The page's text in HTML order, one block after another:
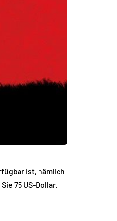
ist, nämlich
75 US-Dollar.